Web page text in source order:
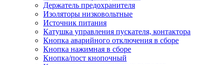
Держатель предохранителя
Изоляторы низковольтные
Источник питания
Катушка управления пускателя, контактора
Кнопка аварийного отключения в сборе
Кнопка нажимная в сборе
Кнопка/пост кнопочный